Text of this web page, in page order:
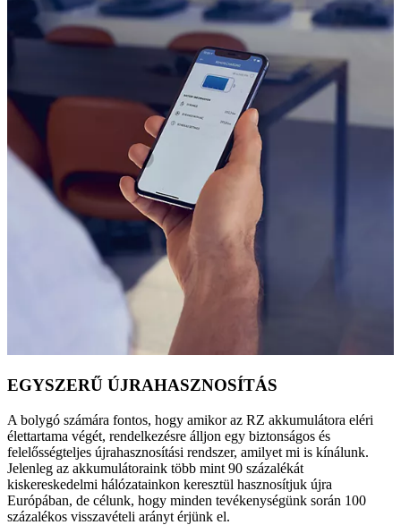
EGYSZERŰ ÚJRAHASZNOSÍTÁS
A bolygó számára fontos, hogy amikor az RZ akkumulátora eléri
élettartama végét, rendelkezésre álljon egy biztonságos és
felelősségteljes újrahasznosítási rendszer, amilyet mi is kínálunk.
Jelenleg az akkumulátoraink több mint 90 százalékát
kiskereskedelmi hálózatainkon keresztül hasznosítjuk újra
Európában, de célunk, hogy minden tevékenységünk során 100
százalékos visszavételi arányt érjünk el.